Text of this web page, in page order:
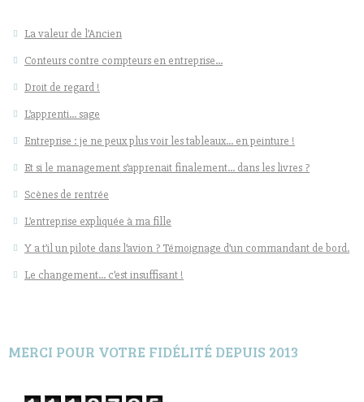
La valeur de l’Ancien
Conteurs contre compteurs en entreprise…
Droit de regard !
L’apprenti… sage
Entreprise : je ne peux plus voir les tableaux… en peinture !
Et si le management s’apprenait finalement… dans les livres ?
Scènes de rentrée
L’entreprise expliquée à ma fille
Y a t’il un pilote dans l’avion ? Témoignage d’un commandant de bord.
Le changement… c’est insuffisant !
MERCI POUR VOTRE FIDÉLITÉ DEPUIS 2013